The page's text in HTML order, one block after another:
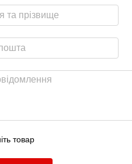
товар